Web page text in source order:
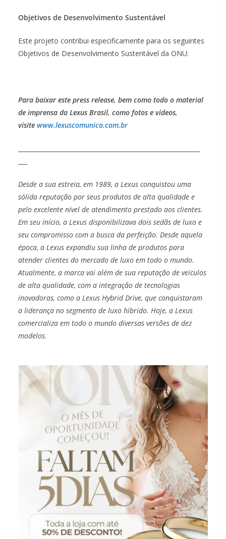
Objetivos de Desenvolvimento Sustentável
Este projeto contribui especificamente para os seguintes
Objetivos de Desenvolvimento Sustentável da ONU:
Para baixar este press release, bem como todo o material
de imprensa da Lexus Brasil, como fotos e vídeos,
visite www.lexuscomunica.com.br
Desde a sua estreia, em 1989, a Lexus conquistou uma
sólida reputação por seus produtos de alta qualidade e
pelo excelente nível de atendimento prestado aos clientes.
Em seu início, a Lexus disponibilizava dois sedãs de luxo e
seu compromisso com a busca da perfeição. Desde aquela
época, a Lexus expandiu sua linha de produtos para
atender clientes do mercado de luxo em todo o mundo.
Atualmente, a marca vai além de sua reputação de veículos
de alta qualidade, com a integração de tecnologias
inovadoras, como a Lexus Hybrid Drive, que conquistaram
a liderança no segmento de luxo híbrido. Hoje, a Lexus
comercializa em todo o mundo diversas versões de dez
modelos.